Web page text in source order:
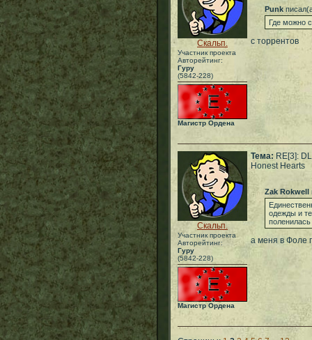
Скальп.
Участник проекта
Авторейтинг:
Гуру
(5842-228)
Магистр Ордена
Punk
Где можно
с торрентов
Скальп.
Участник проекта
Авторейтинг:
Гуру
(5842-228)
Магистр Ордена
Тема: RE[3]:
Honest Hearts
Zak Rokwell
одежды и
а меня в Фоле